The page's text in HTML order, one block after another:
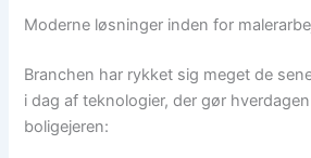
Moderne løsninger inden for
Branchen har rykket sig meget de
i dag af teknologier, der gør
boligejeren: